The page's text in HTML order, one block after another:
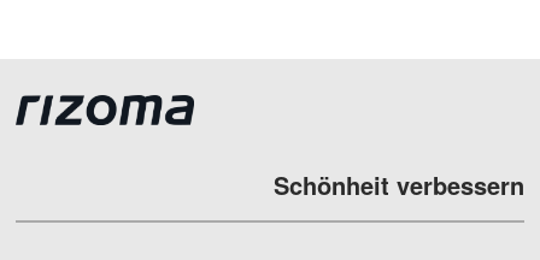
Schönheit verbessern